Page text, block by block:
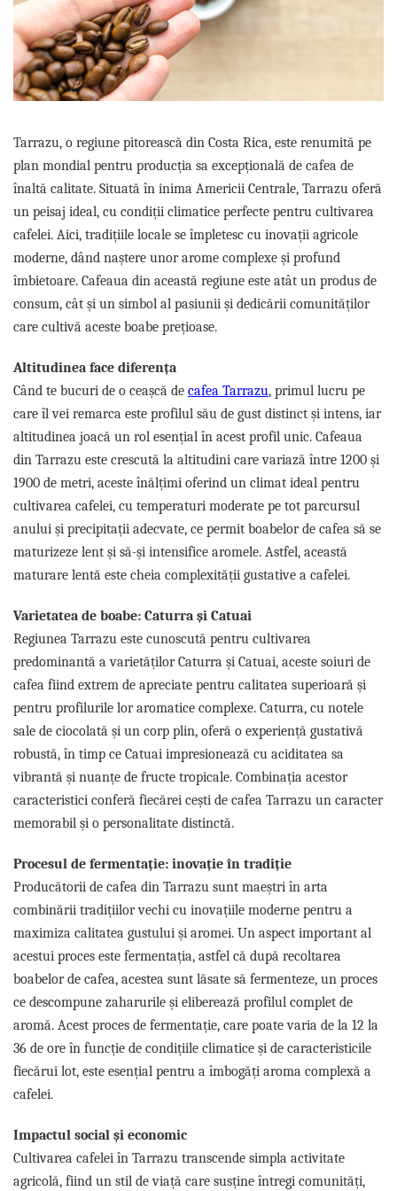
Cafea boabe Vergnano
Cafea boabe Segafredo
Cafea boabe Julius Meinl
Cafea boabe 1kg
Alte branduri cafea
Cafea de specialitate
Cafea proaspat prajita
Cafea Etiopia
Cafea Columbia
Cafea Brazilia
Cafea Guatemala
Cafea Costa Rica
Cafea Rwanda
Cafea Instant
Cafea macinata
Sistem de zahar si paleta
Tastaturi si butoane
Tarrazu, o regiune pitorească din Costa Rica, este renumită pe
plan mondial pentru producția sa excepțională de cafea de
înaltă calitate. Situată în inima Americii Centrale, Tarrazu oferă
un peisaj ideal, cu condiții climatice perfecte pentru cultivarea
cafelei. Aici, tradițiile locale se împletesc cu inovații agricole
moderne, dând naștere unor arome complexe și profund
îmbietoare. Cafeaua din această regiune este atât un produs de
consum, cât și un simbol al pasiunii și dedicării comunităților
care cultivă aceste boabe prețioase.
Altitudinea face diferența
Când te bucuri de o ceașcă de cafea Tarrazu, primul lucru pe
care îl vei remarca este profilul său de gust distinct și intens, iar
altitudinea joacă un rol esențial în acest profil unic. Cafeaua
din Tarrazu este crescută la altitudini care variază între 1200 și
1900 de metri, aceste înălțimi oferind un climat ideal pentru
cultivarea cafelei, cu temperaturi moderate pe tot parcursul
anului și precipitații adecvate, ce permit boabelor de cafea să se
maturizeze lent și să-și intensifice aromele. Astfel, această
maturare lentă este cheia complexității gustative a cafelei.
Varietatea de boabe: Caturra și Catuai
Regiunea Tarrazu este cunoscută pentru cultivarea
predominantă a varietăților Caturra și Catuai, aceste soiuri de
cafea fiind extrem de apreciate pentru calitatea superioară și
pentru profilurile lor aromatice complexe. Caturra, cu notele
sale de ciocolată și un corp plin, oferă o experiență gustativă
robustă, în timp ce Catuai impresionează cu aciditatea sa
vibrantă și nuanțe de fructe tropicale. Combinația acestor
caracteristici conferă fiecărei cești de cafea Tarrazu un caracter
memorabil și o personalitate distinctă.
Procesul de fermentație: inovație în tradiție
Producătorii de cafea din Tarrazu sunt maeștri în arta
combinării tradițiilor vechi cu inovațiile moderne pentru a
maximiza calitatea gustului și aromei. Un aspect important al
acestui proces este fermentația, astfel că după recoltarea
boabelor de cafea, acestea sunt lăsate să fermenteze, un proces
ce descompune zaharurile și eliberează profilul complet de
aromă. Acest proces de fermentație, care poate varia de la 12 la
36 de ore în funcție de condițiile climatice și de caracteristicile
fiecărui lot, este esențial pentru a îmbogăți aroma complexă a
cafelei.
Impactul social și economic
Cultivarea cafelei în Tarrazu transcende simpla activitate
agricolă, fiind un stil de viață care susține întregi comunități,